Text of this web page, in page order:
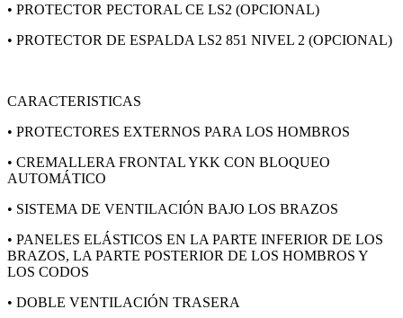
• PROTECTOR PECTORAL CE LS2 (OPCIONAL)
• PROTECTOR DE ESPALDA LS2 851 NIVEL 2 (OPCIONAL)
CARACTERISTICAS
• PROTECTORES EXTERNOS PARA LOS HOMBROS
• CREMALLERA FRONTAL YKK CON BLOQUEO
AUTOMÁTICO
• SISTEMA DE VENTILACIÓN BAJO LOS BRAZOS
• PANELES ELÁSTICOS EN LA PARTE INFERIOR DE LOS
BRAZOS, LA PARTE POSTERIOR DE LOS HOMBROS Y
LOS CODOS
• DOBLE VENTILACIÓN TRASERA